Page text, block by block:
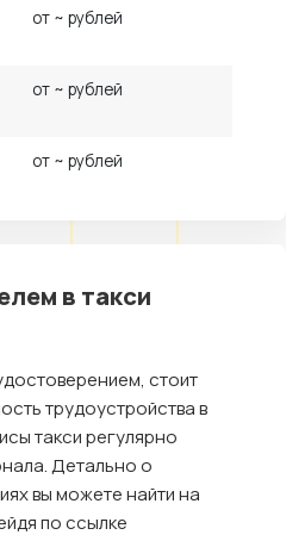
от ~ рублей
от ~ рублей
от ~ рублей
в такси
стоит
трудоустройства в
такси регулярно
Детально о
вы можете найти на
по ссылке